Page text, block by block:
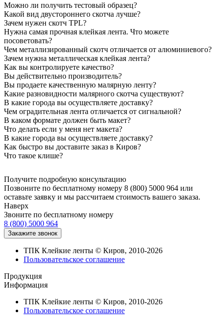
Можно ли получить тестовый образец?
Какой вид двустороннего скотча лучше?
Зачем нужен скотч TPL?
Нужна самая прочная клейкая лента. Что можете
посоветовать?
Чем металлизированный скотч отличается от алюминиевого?
Зачем нужна металлическая клейкая лента?
Как вы контролируете качество?
Вы действительно производитель?
Вы продаете качественную малярную ленту?
Какие разновидности малярного скотча существуют?
В какие города вы осуществляете доставку?
Чем оградительная лента отличается от сигнальной?
В каком формате должен быть макет?
Что делать если у меня нет макета?
В какие города вы осуществляете доставку?
Как быстро вы доставите заказ в Киров?
Что такое клише?
Получите подробную консультацию
Позвоните по бесплатному номеру 8 (800) 5000 964 или
оставьте заявку и мы рассчитаем стоимость вашего заказа.
Наверх
Звоните по бесплатному номеру
8 (800) 5000 964
ТПК Клейкие ленты © Киров, 2010-2026
Пользовательское соглашение
Продукция
Информация
ТПК Клейкие ленты © Киров, 2010-2026
Пользовательское соглашение